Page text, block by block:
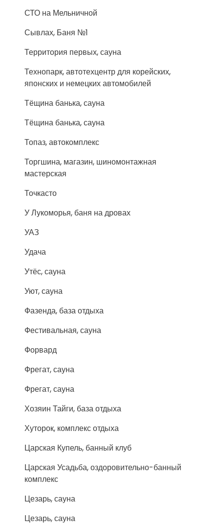
СТО на Мельничной
Сывлах, Баня №1
Территория первых, сауна
Технопарк, автотехцентр для корейских,
японских и немецких автомобилей
Тёщина банька, сауна
Тёщина банька, сауна
Топаз, автокомплекс
Торгшина, магазин, шиномонтажная
мастерская
Точкасто
У Лукоморья, баня на дровах
УАЗ
Удача
Утёс, сауна
Уют, сауна
Фазенда, база отдыха
Фестивальная, сауна
Форвард
Фрегат, сауна
Фрегат, сауна
Хозяин Тайги, база отдыха
Хуторок, комплекс отдыха
Царская Купель, банный клуб
Царская Усадьба, оздоровительно-банный
комплекс
Цезарь, сауна
Цезарь, сауна